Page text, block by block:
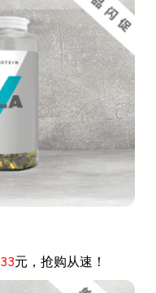
33元，抢购从速！